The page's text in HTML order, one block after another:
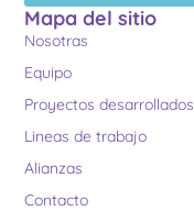
Mapa del sitio
Nosotras
Equipo
Proyectos desarrollados
Lineas de trabajo
Alianzas
Contacto